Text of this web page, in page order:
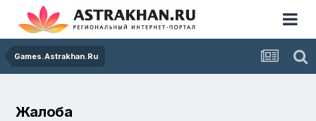
Games.Astrakhan.Ru
Жалоба